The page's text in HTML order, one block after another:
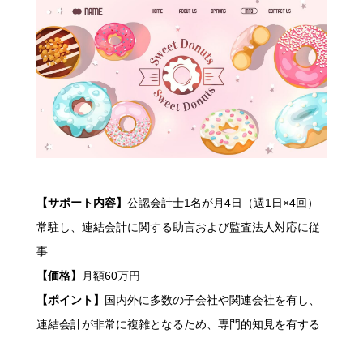
【サポート内容】 公認会計士1名が月4日（週1日×4回）
常駐し、連結会計に関する助言および監査法人対応に従
事
【価格】
月額60万円
【ポイント】 国内外に多数の子会社や関連会社を有し、
連結会計が非常に複雑となるため、専門的知見を有する